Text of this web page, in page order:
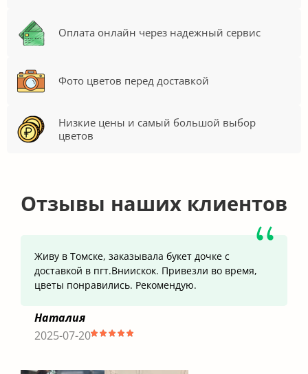
Оплата онлайн через надежный сервис
Фото цветов перед доставкой
Низкие цены и самый большой выбор
цветов
Отзывы наших клиентов
Живу в Томске, заказывала букет дочке с
доставкой в пгт.Вниискок. Привезли во время,
цветы понравились. Рекомендую.
Наталия
2025-07-20